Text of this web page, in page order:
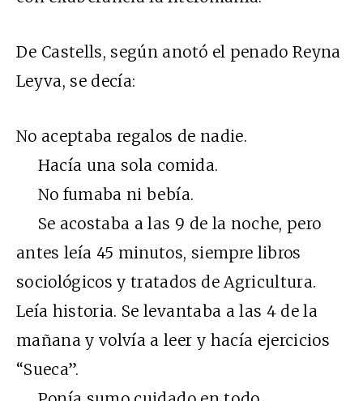
De Castells, según anotó el penado Reyna
Leyva, se decía:
No aceptaba regalos de nadie.
Hacía una sola comida.
No fumaba ni bebía.
Se acostaba a las 9 de la noche, pero
antes leía 45 minutos, siempre libros
sociológicos y tratados de Agricultura.
Leía historia. Se levantaba a las 4 de la
mañana y volvía a leer y hacía ejercicios
“Sueca”.